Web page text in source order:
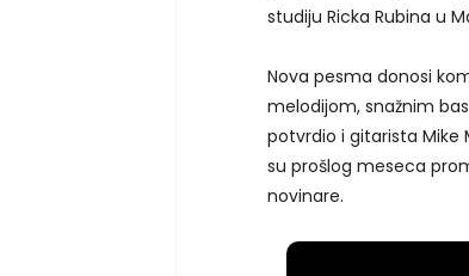
studiju Ricka Rubina u
Nova pesma donosi
melodijom, snažnim
potvrdio i gitarista Mike
su prošlog meseca
novinare.